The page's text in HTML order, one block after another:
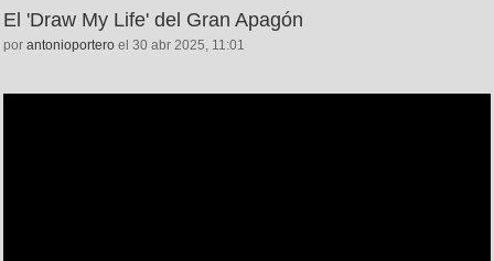
El 'Draw My Life' del Gran Apagón
por antonioportero el 30 abr 2025, 11:01